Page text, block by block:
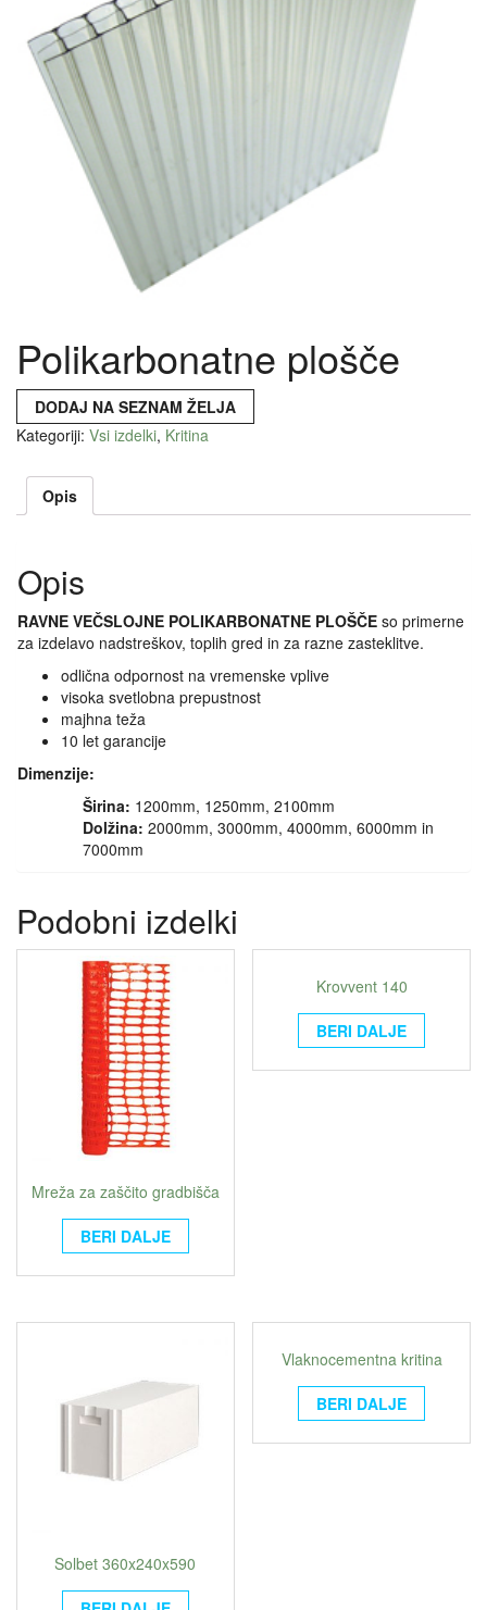
Polikarbonatne plošče
DODAJ NA SEZNAM ŽELJA
Kategoriji: Vsi izdelki, Kritina
Opis
Opis
RAVNE VEČSLOJNE POLIKARBONATNE PLOŠČE so primerne
za izdelavo nadstreškov, toplih gred in za razne zasteklitve.
odlična odpornost na vremenske vplive
visoka svetlobna prepustnost
majhna teža
10 let garancije
Dimenzije:
Širina: 1200mm, 1250mm, 2100mm
Dolžina: 2000mm, 3000mm, 4000mm, 6000mm in
7000mm
Podobni izdelki
Mreža za zaščito gradbišča
BERI DALJE
Krovvent 140
BERI DALJE
Solbet 360x240x590
Vlaknocementna kritina
BERI DALJE